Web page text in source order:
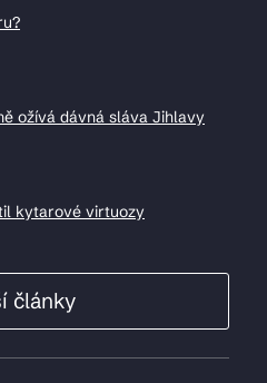
ožívá dávná sláva Jihlavy
kytarové virtuozy
články